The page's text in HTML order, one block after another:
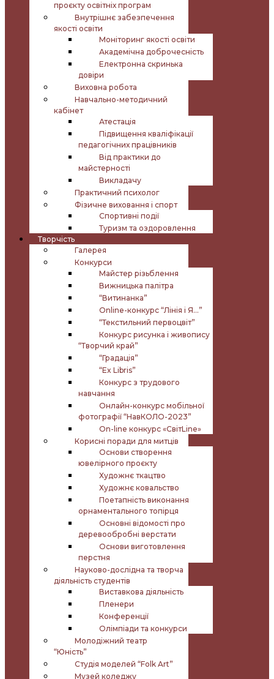
проєкту освітніх програм
Внутрішнє забезпечення
якості освіти
Моніторинг якості освіти
Академічна доброчесність
Електронна скринька
довіри
Виховна робота
Навчально-методичний
кабінет
Атестація
Підвищення кваліфікації
педагогічних працівників
Від практики до
майстерності
Викладачу
Практичний психолог
Фізичне виховання і спорт
Спортивні події
Туризм та оздоровлення
Творчість
Галерея
Конкурси
Майстер різьблення
Вижницька палітра
“Витинанка”
Online-конкурс “Лінія і Я…”
“Текстильний первоцвіт”
Конкурс рисунка і живопису
“Творчий край”
“Градація”
“Ex Libris”
Конкурс з трудового
навчання
Онлайн-конкурс мобільної
фотографії “НавКОЛО-2023”
On-line конкурс «СвітLine»
Корисні поради для митців
Основи створення
ювелірного проєкту
Художнє ткацтво
Художнє ковальство
Поетапність виконання
орнаментального топірця
Основні відомості про
деревообробні верстати
Основи виготовлення
перстня
Науково-дослідна та творча
діяльність студентів
Виставкова діяльність
Пленери
Конференції
Олімпіади та конкурси
Молодіжний театр
“Юність”
Студія моделей “Folk Art”
Музей коледжу